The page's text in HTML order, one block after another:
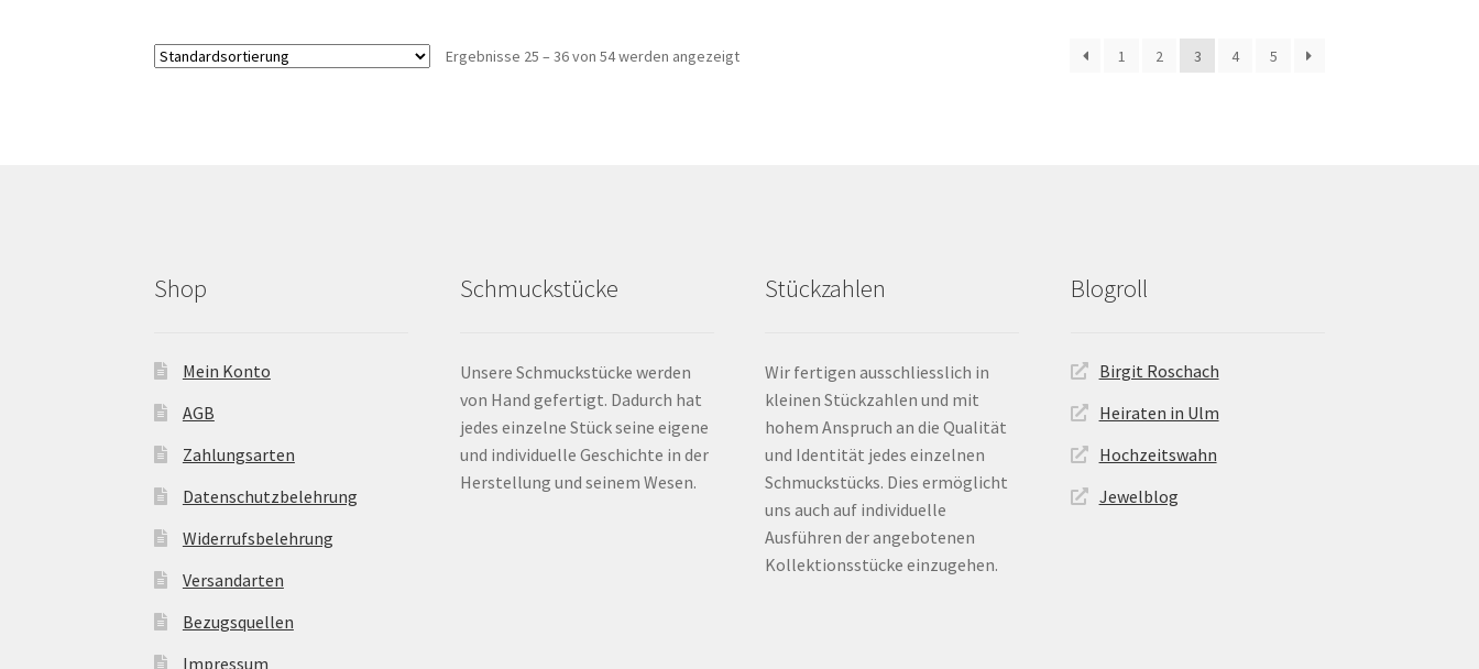
auf.
Ergebnisse 25 – 36 von 54 werden angezeigt 1 2 3 4 5
Shop
Mein Konto
AGB
Zahlungsarten
Datenschutzbelehrung
Widerrufsbelehrung
Versandarten
Bezugsquellen
Impressum
Schmuckstücke
Unsere Schmuckstücke werden
von Hand gefertigt. Dadurch hat
jedes einzelne Stück seine eigene
und individuelle Geschichte in der
Herstellung und seinem Wesen.
Stückzahlen
Wir fertigen ausschliesslich in
kleinen Stückzahlen und mit
hohem Anspruch an die Qualität
und Identität jedes einzelnen
Schmuckstücks. Dies ermöglicht
uns auch auf individuelle
Ausführen der angebotenen
Kollektionsstücke einzugehen.
Blogroll
Birgit Roschach
Heiraten in Ulm
Hochzeitswahn
Jewelblog